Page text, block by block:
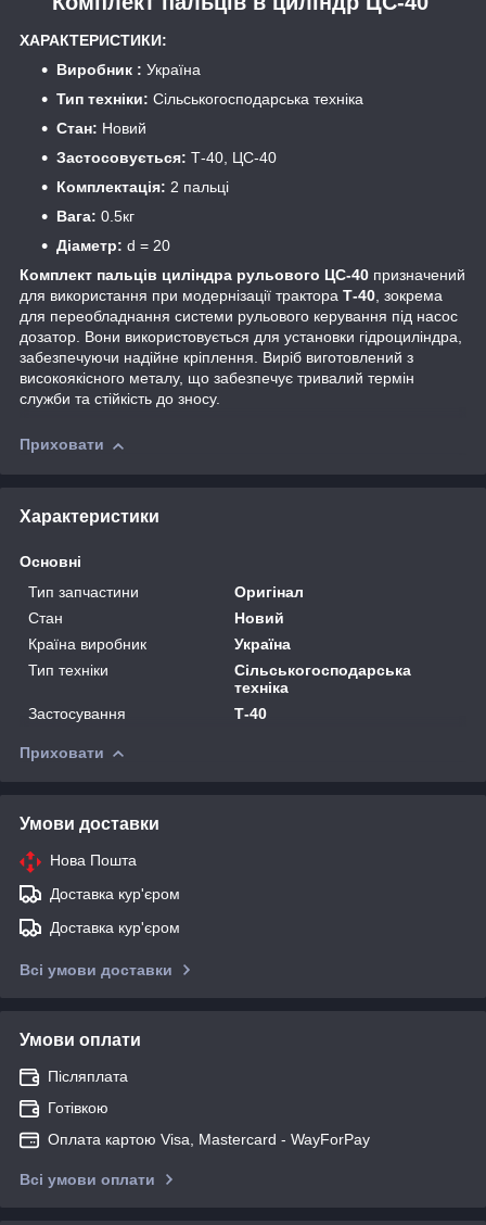
ХАРАКТЕРИСТИКИ:
Виробник : Україна
Тип техніки: Сільськогосподарська техніка
Стан: Новий
Застосовується: Т-40, ЦС-40
Комплектація: 2 пальці
Вага: 0.5кг
Діаметр: d = 20
Комплект пальців циліндра рульового ЦС-40 призначений
для використання при модернізації трактора Т-40, зокрема
для переобладнання системи рульового керування під насос
дозатор. Вони використовується для установки гідроциліндра,
забезпечуючи надійне кріплення. Виріб виготовлений з
високоякісного металу, що забезпечує тривалий термін
служби та стійкість до зносу.
Приховати
Характеристики
Основні
Тип запчастини
Оригінал
Стан
Новий
Країна виробник
Україна
Тип техніки
Сільськогосподарська
техніка
Застосування
Т-40
Приховати
Умови доставки
Нова Пошта
Доставка кур'єром
Доставка кур'єром
Всі умови доставки
Умови оплати
Післяплата
Готівкою
Оплата картою Visa, Mastercard - WayForPay
Всі умови оплати